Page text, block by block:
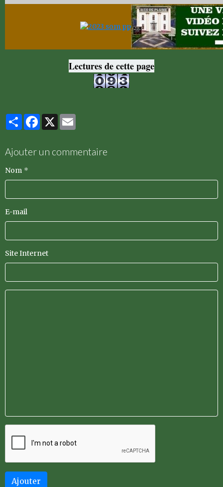
Lectures de cette page
PartagerFacebook
X
Ajouter un commentaire
Nom
E-mail
Site Internet
Ajouter